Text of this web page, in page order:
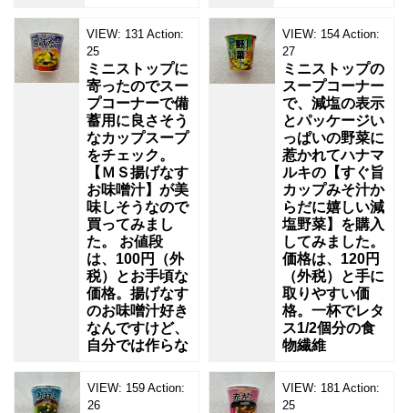
VIEW: 131 Action:
25
ミニストップに
寄ったのでスー
プコーナーで備
蓄用に良さそう
なカップスープ
をチェック。
【ＭＳ揚げなす
お味噌汁】が美
味しそうなので
買ってみまし
た。 お値段
は、100円（外
税）とお手頃な
価格。揚げなす
のお味噌汁好き
なんですけど、
自分では作らな
VIEW: 154 Action:
27
ミニストップの
スープコーナー
で、減塩の表示
とパッケージい
っぱいの野菜に
惹かれてハナマ
ルキの【すぐ旨
カップみそ汁か
らだに嬉しい減
塩野菜】を購入
してみました。
価格は、120円
（外税）と手に
取りやすい価
格。一杯でレタ
ス1/2個分の食
物繊維
VIEW: 159 Action:
26
VIEW: 181 Action:
25